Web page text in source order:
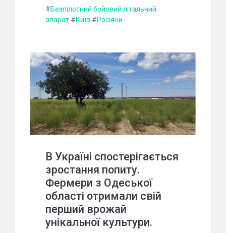
#Безпілотний бойовий літальний
апарат #Київ #Росіяни
В Україні спостерігається
зростання попиту.
Фермери з Одеської
області отримали свій
перший врожай
унікальної культури.